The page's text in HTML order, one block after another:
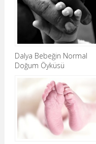
Dalya Bebeğin Normal
Doğum Öyküsü